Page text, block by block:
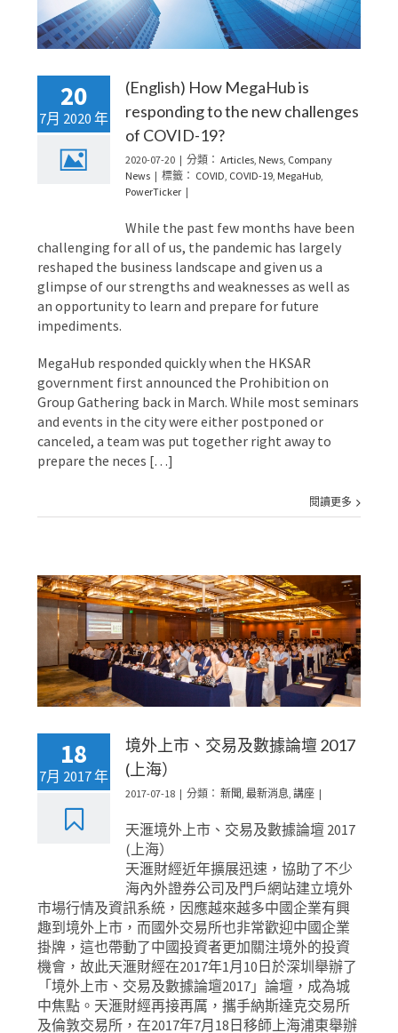
20
7月 2020 年
(English) How MegaHub is
responding to the new challenges
of COVID-19?
2020-07-20 | 分類：Articles, News, Company
News | 標籤： COVID, COVID-19, MegaHub,
PowerTicker |
While the past few months have been
challenging for all of us, the pandemic has largely
reshaped the business landscape and given us a
glimpse of our strengths and weaknesses as well as
an opportunity to learn and prepare for future
impediments.
MegaHub responded quickly when the HKSAR
government first announced the Prohibition on
Group Gathering back in March. While most seminars
and events in the city were either postponed or
canceled, a team was put together right away to
prepare the neces […]
閱讀更多
18
7月 2017 年
境外上市、交易及數據論壇 2017
(上海）
2017-07-18 | 分類：新聞 ,最新消息 ,講座 |
天滙境外上市、交易及數據論壇 2017
(上海）
天滙財經近年擴展迅速，協助了不少
海內外證券公司及門戶網站建立境外
市場行情及資訊系統，因應越來越多中國企業有興
趣到境外上市，而國外交易所也非常歡迎中國企業
掛牌，這也帶動了中國投資者更加關注境外的投資
機會，故此天滙財經在2017年1月10日於深圳舉辦了
「境外上市、交易及數據論壇2017」論壇，成為城
中焦點。天滙財經再接再厲，攜手納斯達克交易所
及倫敦交易所，在2017年7月18日移師上海浦東舉辦